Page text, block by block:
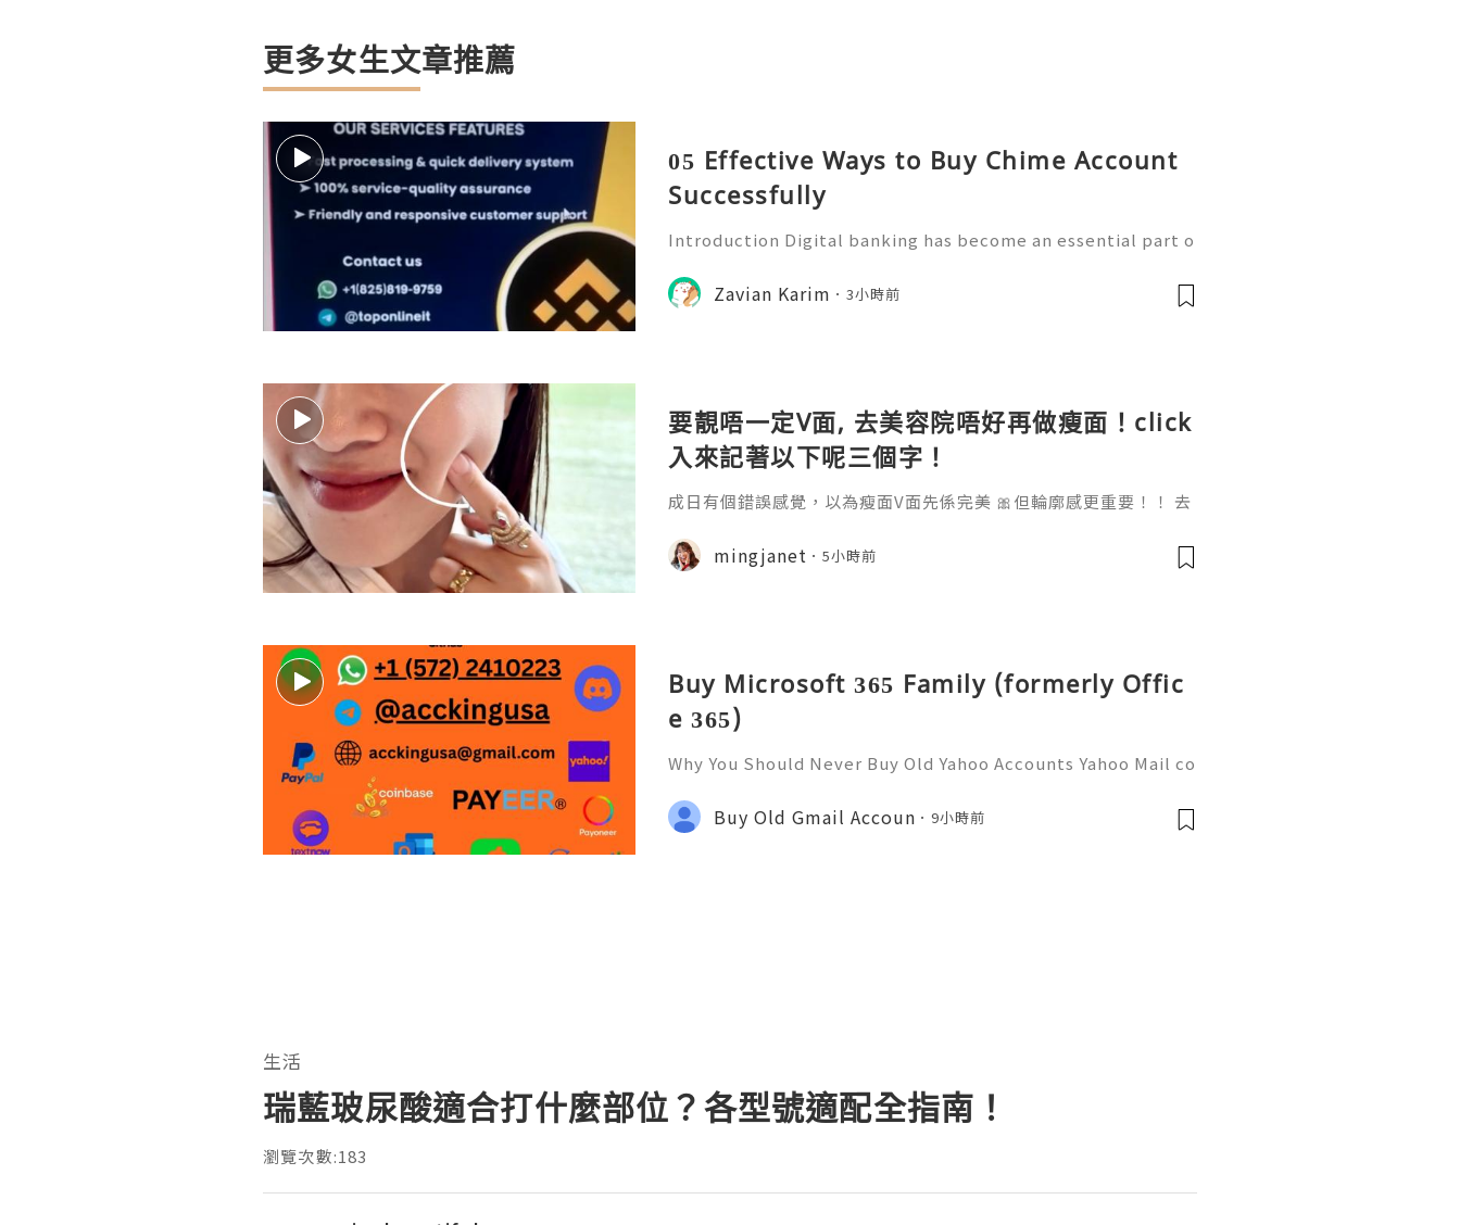
更多女生文章推薦
05 Effective Ways to Buy Chime Account
Successfully
Introduction Digital banking has become an essential part o
banking platforms, people can now handle payments, moni
tor transactions, and manage
Zavian Karim 3小時前
要靚唔一定V面, 去美容院唔好再做瘦面！click
入來記著以下呢三個字！
成日有個錯誤感覺，以為瘦面V面先係完美 🎀但輪廓感更重要！！ 去
療程係=做Duo Tite + Oligio 呢2部機 ✨簡直係天衣無縫!
mingjanet 5小時前
Buy Microsoft 365 Family (formerly Offic
e 365)
Why You Should Never Buy Old Yahoo Accounts Yahoo Mail co
onal communication, business correspondence, and online a
ccount recovery. Because of
Buy Old Gmail Accoun 9小時前
生活
瑞藍玻尿酸適合打什麼部位？各型號適配全指南！
瀏覽次數:183